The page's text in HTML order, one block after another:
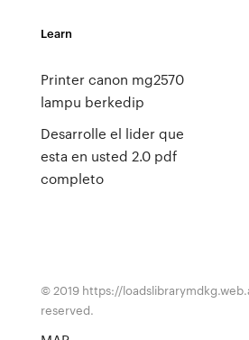
Learn
Printer canon mg2570
lampu berkedip
Desarrolle el lider que
esta en usted 2.0 pdf
completo
© 2019 https://
reserved.